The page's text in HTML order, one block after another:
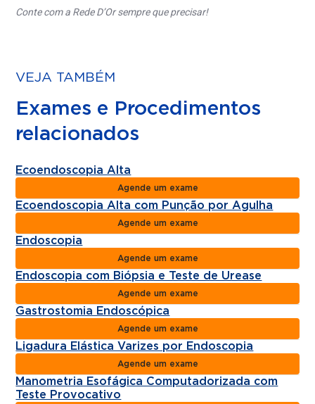
Conte com a Rede D’Or sempre que precisar!
VEJA TAMBÉM
Exames e Procedimentos
relacionados
Ecoendoscopia Alta
Agende um exame
Ecoendoscopia Alta com Punção por Agulha
Agende um exame
Endoscopia
Agende um exame
Endoscopia com Biópsia e Teste de Urease
Agende um exame
Gastrostomia Endoscópica
Agende um exame
Ligadura Elástica Varizes por Endoscopia
Agende um exame
Manometria Esofágica Computadorizada com
Teste Provocativo